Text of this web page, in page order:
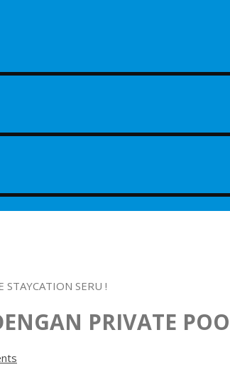
SERU !
PRIVATE